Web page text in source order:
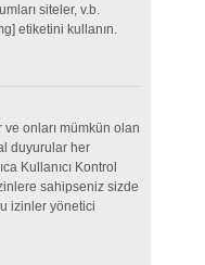
siteler, v.b.
etiketini kullanın.
onları mümkün olan
duyurular her
Kullanıcı Kontrol
sahipseniz sizde
izinler yönetici